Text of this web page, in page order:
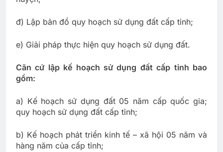
đ) Lập bản đồ quy hoạch sử dụng đất cấp tỉnh;
e) Giải pháp thực hiện quy hoạch sử dụng đất.
Căn cứ lập kế hoạch sử dụng đất cấp tỉnh bao
gồm:
a) Kế hoạch sử dụng đất 05 năm cấp quốc gia;
quy hoạch sử dụng đất cấp tỉnh;
b) Kế hoạch phát triển kinh tế – xã hội 05 năm và
hàng năm của cấp tỉnh;